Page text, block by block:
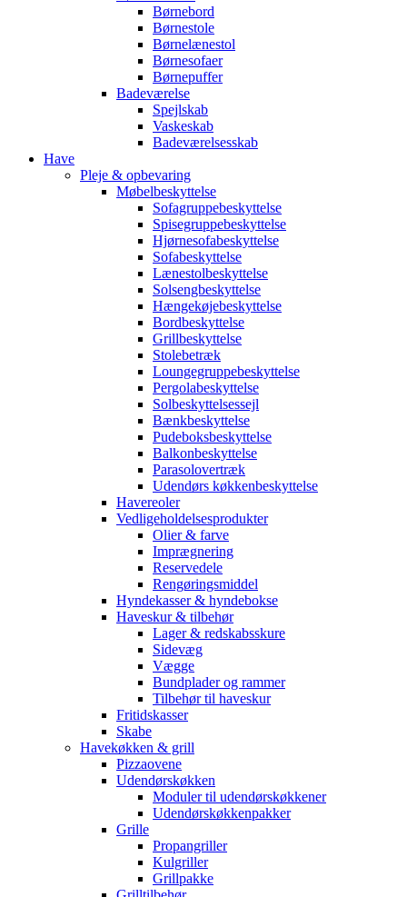
Børnebord
Børnestole
Børnelænestol
Børnesofaer
Børnepuffer
Badeværelse
Spejlskab
Vaskeskab
Badeværelsesskab
Have
Pleje & opbevaring
Møbelbeskyttelse
Sofagruppebeskyttelse
Spisegruppebeskyttelse
Hjørnesofabeskyttelse
Sofabeskyttelse
Lænestolbeskyttelse
Solsengbeskyttelse
Hængekøjebeskyttelse
Bordbeskyttelse
Grillbeskyttelse
Stolebetræk
Loungegruppebeskyttelse
Pergolabeskyttelse
Solbeskyttelsessejl
Bænkbeskyttelse
Pudeboksbeskyttelse
Balkonbeskyttelse
Parasolovertræk
Udendørs køkkenbeskyttelse
Havereoler
Vedligeholdelsesprodukter
Olier & farve
Imprægnering
Reservedele
Rengøringsmiddel
Hyndekasser & hyndebokse
Haveskur & tilbehør
Lager & redskabsskure
Sidevæg
Vægge
Bundplader og rammer
Tilbehør til haveskur
Fritidskasser
Skabe
Havekøkken & grill
Pizzaovene
Udendørskøkken
Moduler til udendørskøkkener
Udendørskøkkenpakker
Grille
Propangriller
Kulgriller
Grillpakke